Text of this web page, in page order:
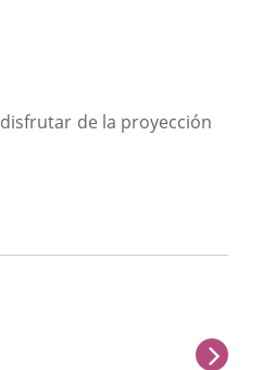
de la proyección
next